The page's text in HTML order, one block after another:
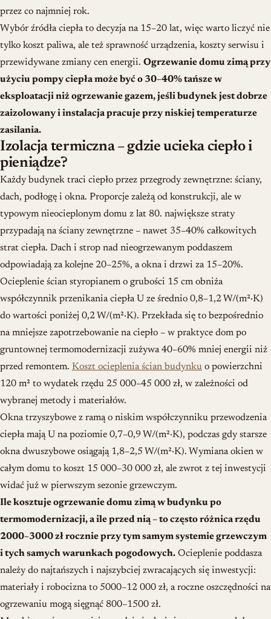
przez co najmniej rok.
Wybór źródła ciepła to decyzja na 15–20 lat, więc warto liczyć nie
tylko koszt paliwa, ale też sprawność urządzenia, koszty serwisu i
przewidywane zmiany cen energii. Ogrzewanie domu zimą przy
użyciu pompy ciepła może być o 30–40% tańsze w
eksploatacji niż ogrzewanie gazem, jeśli budynek jest dobrze
zaizolowany i instalacja pracuje przy niskiej temperaturze
zasilania.
Izolacja termiczna – gdzie ucieka ciepło i
pieniądze?
Każdy budynek traci ciepło przez przegrody zewnętrzne: ściany,
dach, podłogę i okna. Proporcje zależą od konstrukcji, ale w
typowym nieocieplonym domu z lat 80. największe straty
przypadają na ściany zewnętrzne – nawet 35–40% całkowitych
strat ciepła. Dach i strop nad nieogrzewanym poddaszem
odpowiadają za kolejne 20–25%, a okna i drzwi za 15–20%.
Ocieplenie ścian styropianem o grubości 15 cm obniża
współczynnik przenikania ciepła U ze średnio 0,8–1,2 W/(m²·K)
do wartości poniżej 0,2 W/(m²·K). Przekłada się to bezpośrednio
na mniejsze zapotrzebowanie na ciepło – w praktyce dom po
gruntownej termomodernizacji zużywa 40–60% mniej energii niż
przed remontem. Koszt ocieplenia ścian budynku o powierzchni
120 m² to wydatek rzędu 25 000–45 000 zł, w zależności od
wybranej metody i materiałów.
Okna trzyszybowe z ramą o niskim współczynniku przewodzenia
ciepła mają U na poziomie 0,7–0,9 W/(m²·K), podczas gdy starsze
okna dwuszybowe osiągają 1,8–2,5 W/(m²·K). Wymiana okien w
całym domu to koszt 15 000–30 000 zł, ale zwrot z tej inwestycji
widać już w pierwszym sezonie grzewczym.
Ile kosztuje ogrzewanie domu zimą w budynku po
termomodernizacji, a ile przed nią – to często różnica rzędu
2000–3000 zł rocznie przy tym samym systemie grzewczym
i tych samych warunkach pogodowych. Ocieplenie poddasza
należy do najtańszych i najszybciej zwracających się inwestycji:
materiały i robocizna to 5000–12 000 zł, a roczne oszczędności na
ogrzewaniu mogą sięgnąć 800–1500 zł.